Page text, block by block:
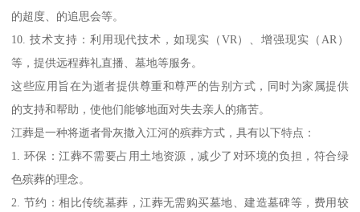
的超度、的追思会等。
10. 技术支持：利用现代技术，如现实（VR）、增强现实（AR）
等，提供远程葬礼直播、墓地等服务。
这些应用旨在为逝者提供尊重和尊严的告别方式，同时为家属提供
的支持和帮助，使他们能够地面对失去亲人的痛苦。
江葬是一种将逝者骨灰撒入江河的殡葬方式，具有以下特点：
1. 环保：江葬不需要占用土地资源，减少了对环境的负担，符合绿
色殡葬的理念。
2. 节约：相比传统墓葬，江葬无需购买墓地、建造墓碑等，费用较